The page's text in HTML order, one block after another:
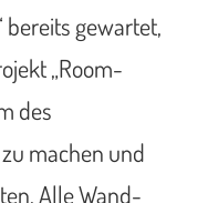
bereits gewartet,
„Room-
des
machen und
Alle Wand-